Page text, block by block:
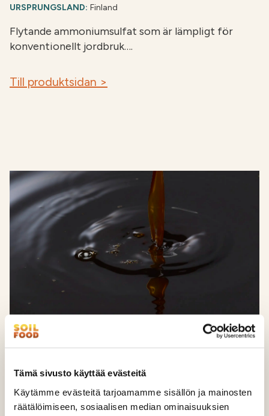
Tämä sivusto käyttää evästeitä
Käytämme evästeitä tarjoamamme sisällön ja mainosten
räätälöimiseen, sosiaalisen median ominaisuuksien
URSPRUNGSLAND: Finland
Flytande ammoniumsulfat som är lämpligt för
konventionellt jordbruk….
Till produktsidan >
Soilfood Boost NPKS
UTSLÄPP: 47 kg CO2-ekv./t
URSPRUNGSLAND: Finland